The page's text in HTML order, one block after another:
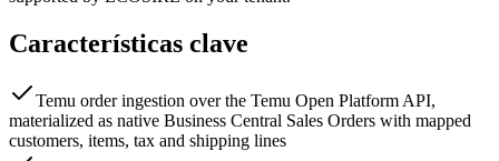
Características clave
Temu order ingestion over the Temu Open Platform API,
materialized as native Business Central Sales Orders with mapped
customers, items, tax and shipping lines